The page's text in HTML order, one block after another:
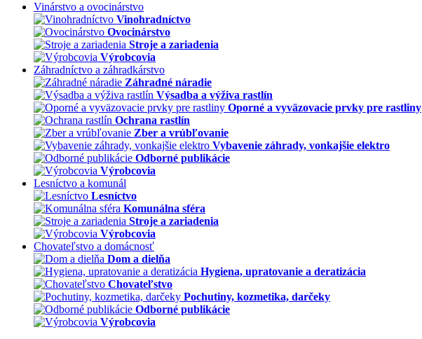
Vinárstvo a ovocinárstvo
Vinohradníctvo
Ovocinárstvo
Stroje a zariadenia
Výrobcovia
Záhradníctvo a záhradkárstvo
Záhradné náradie
Výsadba a výživa rastlín
Oporné a vyväzovacie prvky pre rastliny
Ochrana rastlín
Zber a vrúbľovanie
Vybavenie záhrady, vonkajšie elektro
Odborné publikácie
Výrobcovia
Lesníctvo a komunál
Lesníctvo
Komunálna sféra
Stroje a zariadenia
Výrobcovia
Chovateľstvo a domácnosť
Dom a dielňa
Hygiena, upratovanie a deratizácia
Chovateľstvo
Pochutiny, kozmetika, darčeky
Odborné publikácie
Výrobcovia